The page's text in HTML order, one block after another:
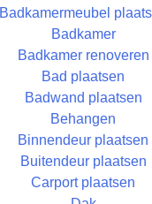
Badkamermeubel
Badkamer
Badkamer renoveren
Bad plaatsen
Badwand plaatsen
Behangen
Binnendeur plaatsen
Buitendeur plaatsen
Carport plaatsen